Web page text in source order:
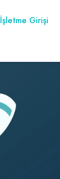
İşletme Girişi